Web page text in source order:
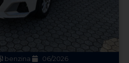
benzina 06/2026